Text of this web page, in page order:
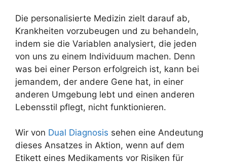
Die personalisierte Medizin zielt darauf ab,
Krankheiten vorzubeugen und zu behandeln,
indem sie die Variablen analysiert, die jeden
von uns zu einem Individuum machen. Denn
was bei einer Person erfolgreich ist, kann bei
jemandem, der andere Gene hat, in einer
anderen Umgebung lebt und einen anderen
Lebensstil pflegt, nicht funktionieren.
Wir von Dual Diagnosis sehen eine Andeutung
dieses Ansatzes in Aktion, wenn auf dem
Etikett eines Medikaments vor Risiken für